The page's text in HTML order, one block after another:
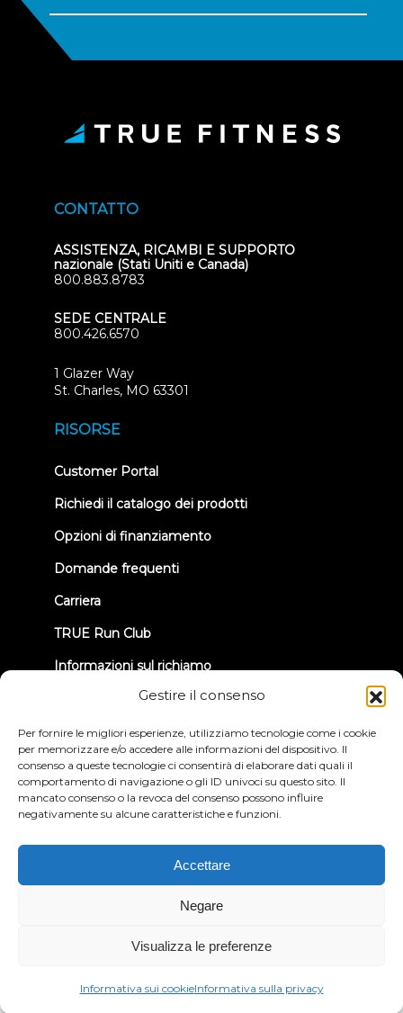
Gestire il consenso
Per fornire le migliori esperienze, utilizziamo tecnologie come i cookie
per memorizzare e/o accedere alle informazioni del dispositivo. Il
consenso a queste tecnologie ci consentirà di elaborare dati quali il
comportamento di navigazione o gli ID univoci su questo sito. Il
mancato consenso o la revoca del consenso possono influire
negativamente su alcune caratteristiche e funzioni.
Accettare
Negare
Visualizza le preferenze
Informativa sui cookieInformativa sulla privacy
CONTATTO
ASSISTENZA, RICAMBI E SUPPORTO
nazionale (Stati Uniti e Canada)
800.883.8783
SEDE CENTRALE
800.426.6570
1 Glazer Way
St. Charles, MO 63301
RISORSE
Customer Portal(opens
new
Richiedi il catalogo dei prodotti
Opzioni di finanziamento
Domande frequenti
Carriera
TRUE Run Club
Informazioni sul richiamo
© 2026 True Fitness. All Rights Reserved
Informativa sulla privacy
Termini e condizioni
Dichiarazione di accessibilità
Italiano